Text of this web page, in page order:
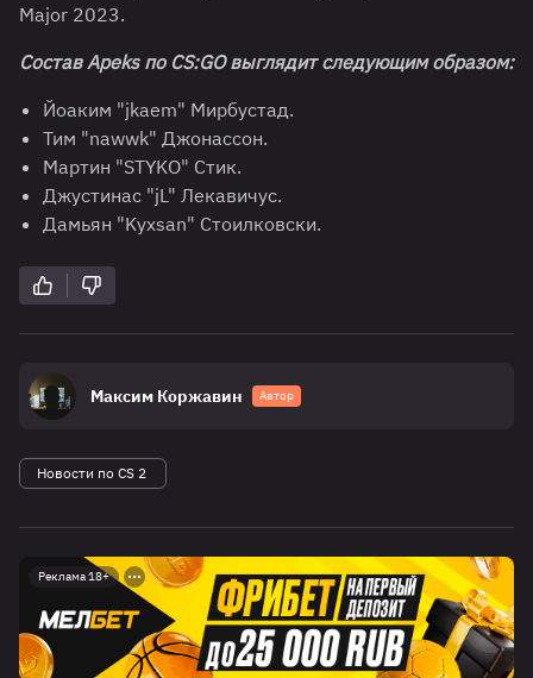
Major 2023.
Состав Apeks по CS:GOвыглядит следующим образом:
Йоаким "jkaem" Мирбустад.
Тим "nawwk" Джонассон.
Мартин "STYKO" Стик.
Джустинас "jL" Лекавичус.
Дамьян "Kyxsan" Стоилковски.
Максим Коржавин Автор
Новости по CS 2
Реклама 18+